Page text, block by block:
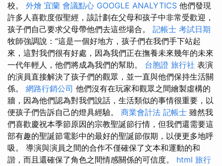
校。 外燴 宜蘭 會議點心 GOOGLE ANALYTICS 他們發現
許多人喜歡度假聖經，該計劃在父母和孩子中非常受歡迎，
孩子們自己要求父母帶他們去這些場合。 記帳士 考試日期
牧師強調說：“這是一個好地方，孩子們在我們手下站起
來，這對我們很有好處，因為我們正在撫養未來幾年的未來
一代年輕人，他們將成為我們的幫助。 台胞證 旅行社 表演
的演員直接解決了孩子們的觀眾，並一直與他們保持生活關
係。 網路行銷公司 他們沒有在玩家和觀眾之間繪製虛構的
牆，因為他們認為對我們說話，生活類似的事情很重要，以
便孩子們告訴自己的燈具經驗。 商業會計法 記帳士 雖然我
們喜歡慶祝本季節原因的宗教聖誕節行情，但我們還需要這
部有趣的聖誕節電影中的最好的聖誕節假期，以便更多地呼
吸。 導演與演員之間的合作不僅確保了文本和運動的和
諧，而且還確保了角色之間情感關係的可信度。 html 旅行